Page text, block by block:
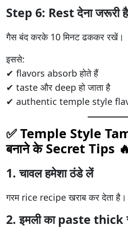
Step 6: Rest देना जरूरी
गैस बंद करके 10 मिनट ढककर रखें।
इससे:
✔ flavors absorb होते हैं
✔ taste और deep हो जाता है
✔ authentic temple style
✅ Temple Style
बनाने के Secret Tips
1. चावल हमेशा ठंडे लें
गरम rice recipe खराब कर देता है।
2. इमली का paste thick